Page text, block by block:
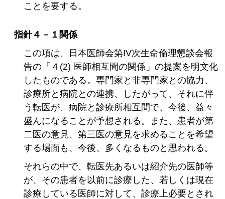
ことを要する。
指針４－１関係
この項は、日本医師会第IV次生命倫理懇談会報
告の「４(2) 医師相互間の関係」の提案を明文化
したものである。専門家と非専門家との協力、
診療所と病院との連携、したがって、それに伴
う転医が、病院と診療所相互間で、今後、益々
盛んになることが予想される。また、患者が第
二医の意見、第三医の意見を求めることを希望
する場面も、今後、多くなるものと思われる。
それらの中で、転医先あるいは紹介先の医師等
が、その患者を以前に診療した、若しくは現在
診療している医師に対して、診療上必要とされ